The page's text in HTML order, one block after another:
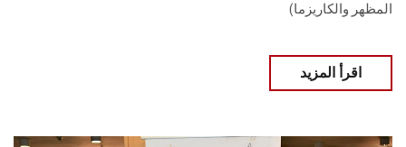
المظهر والكاريزما)
اقرأ المزيد